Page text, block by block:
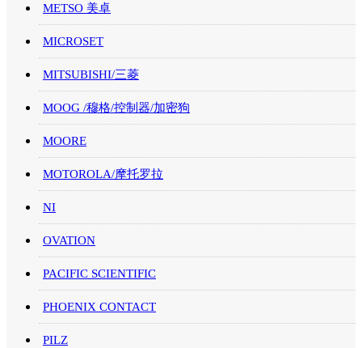
METSO 美卓
MICROSET
MITSUBISHI/三菱
MOOG /穆格/控制器/加密狗
MOORE
MOTOROLA/摩托罗拉
NI
OVATION
PACIFIC SCIENTIFIC
PHOENIX CONTACT
PILZ